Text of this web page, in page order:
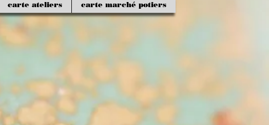
carte ateliers carte marché potiers